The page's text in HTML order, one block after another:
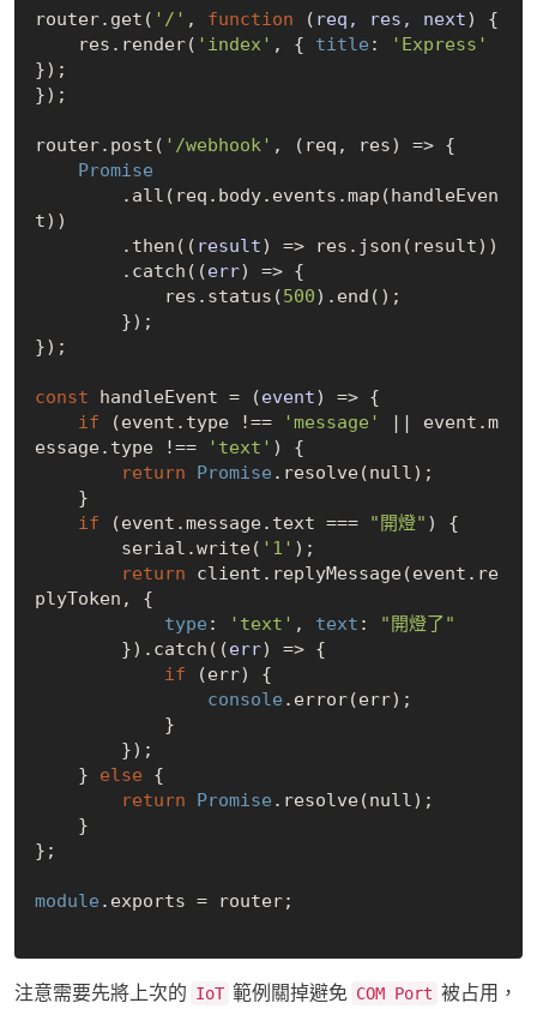
router.get( '/' , function ( req, res, next) {
    res.render(
'index' , { title :
'Express'
});
});
router.post( '/webhook' , (req, res) => {
Promise
t))
        .then(
( result) => res.json(result))
        .catch(
(err) => {
            res.status(
500).end();
});
const handleEvent = (event) => {
if (event.type !== 'message'
|| event.m
essage.type !==
'text' ) {
return
Promise .resolve(null);
if (event.message.text === "開燈" ) {
        serial.write(
'1' );
return client.replyMessage(event.re
plyToken, {
type : 'text' , text :
"開燈了"
        }).catch(
(err) => {
if (err) {
console .error(err);
    }
else {
return
Promise .resolve(null);
};
module .exports = router;
注意需要先將上次的 IoT 範例關掉避免 COM Port 被占用，